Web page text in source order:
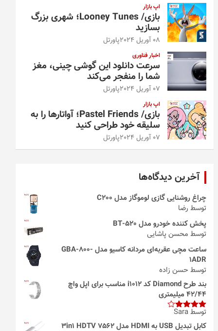
اپ بازار
بازی/ Looney Tunes؛ شهری بزرگ
بسازید
08 آوریل 2024 پاورتل
اخبار فناوری
سرعت دانلود این گوشی چینی، مغز
شما را منفجر می‌کند
07 آوریل 2024 پاورتل
اپ بازار
بازی/ Pastel Friends؛ آواتارها را به
سلیقه خود طراحی کنید
07 آوریل 2024 پاورتل
آخرین دیدگاه‌ها
چراغ روشنایی گازی لوموگاز مدل C200
توسط رضا
پخش کننده خودرو مدل 520-BT
توسط محسن پاشایی
ساعت مچی عقربه‌ای مردانه کاسیو مدل GBA-800-
1ADR
توسط حسن زاده
بند طرح Diamond کد i1012 مناسب برای اپل واچ
42/44 میلیمتری
امتیاز4
از 5
توسط Sara
کابل تبدیل USB به HDMI مدل 3in1 HDTV 7562